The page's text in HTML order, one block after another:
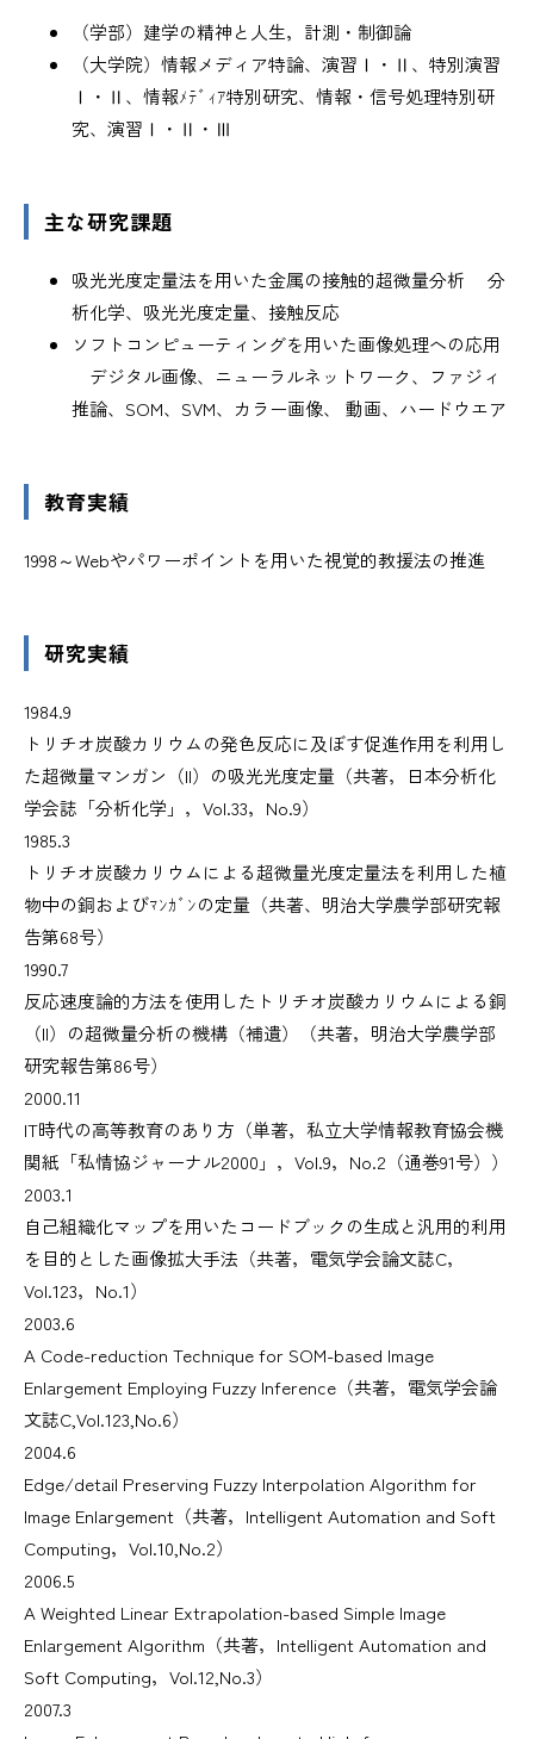
（学部）建学の精神と人生，計測・制御論
（大学院）情報メディア特論、演習Ⅰ・Ⅱ、特別演習
Ⅰ・Ⅱ、情報ﾒﾃﾞｨｱ特別研究、情報・信号処理特別研
究、演習Ⅰ・Ⅱ・Ⅲ
主な研究課題
吸光光度定量法を用いた金属の接触的超微量分析 分
析化学、吸光光度定量、接触反応
ソフトコンピューティングを用いた画像処理への応用
デジタル画像、ニューラルネットワーク、ファジィ
推論、SOM、SVM、カラー画像、 動画、ハードウエア
教育実績
1998～Webやパワーポイントを用いた視覚的教援法の推進
研究実績
1984.9
トリチオ炭酸カリウムの発色反応に及ぼす促進作用を利用し
た超微量マンガン（II）の吸光光度定量（共著，日本分析化
学会誌「分析化学」，Vol.33，No.9）
1985.3
トリチオ炭酸カリウムによる超微量光度定量法を利用した植
物中の銅およびﾏﾝｶﾞﾝの定量（共著、明治大学農学部研究報
告第68号）
1990.7
反応速度論的方法を使用したトリチオ炭酸カリウムによる銅
（II）の超微量分析の機構（補遺）（共著，明治大学農学部
研究報告第86号）
2000.11
IT時代の高等教育のあり方（単著，私立大学情報教育協会機
関紙「私情協ジャーナル2000」，Vol.9，No.2（通巻91号））
2003.1
自己組織化マップを用いたコードブックの生成と汎用的利用
を目的とした画像拡大手法（共著，電気学会論文誌C，
Vol.123，No.1）
2003.6
A Code-reduction Technique for SOM-based Image
Enlargement Employing Fuzzy Inference（共著，電気学会論
文誌C,Vol.123,No.6）
2004.6
Edge/detail Preserving Fuzzy Interpolation Algorithm for
Image Enlargement（共著，Intelligent Automation and Soft
Computing，Vol.10,No.2）
2006.5
A Weighted Linear Extrapolation-based Simple Image
Enlargement Algorithm（共著，Intelligent Automation and
Soft Computing，Vol.12,No.3）
2007.3